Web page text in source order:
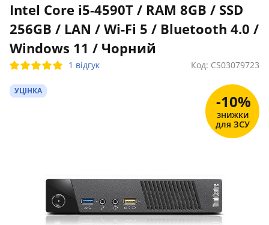
Intel Core i5-4590T / RAM 8GB / SSD
256GB / LAN / Wi-Fi 5 / Bluetooth 4.0 /
Windows 11 / Чорний
1 відгук Код: CS03079723
УЦІНКА
-10%
знижки
для ЗСУ